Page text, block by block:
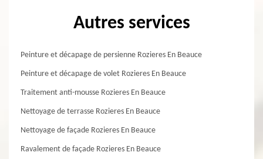
Autres services
Peinture et décapage de persienne Rozieres En Beauce
Peinture et décapage de volet Rozieres En Beauce
Traitement anti-mousse Rozieres En Beauce
Nettoyage de terrasse Rozieres En Beauce
Nettoyage de façade Rozieres En Beauce
Ravalement de façade Rozieres En Beauce